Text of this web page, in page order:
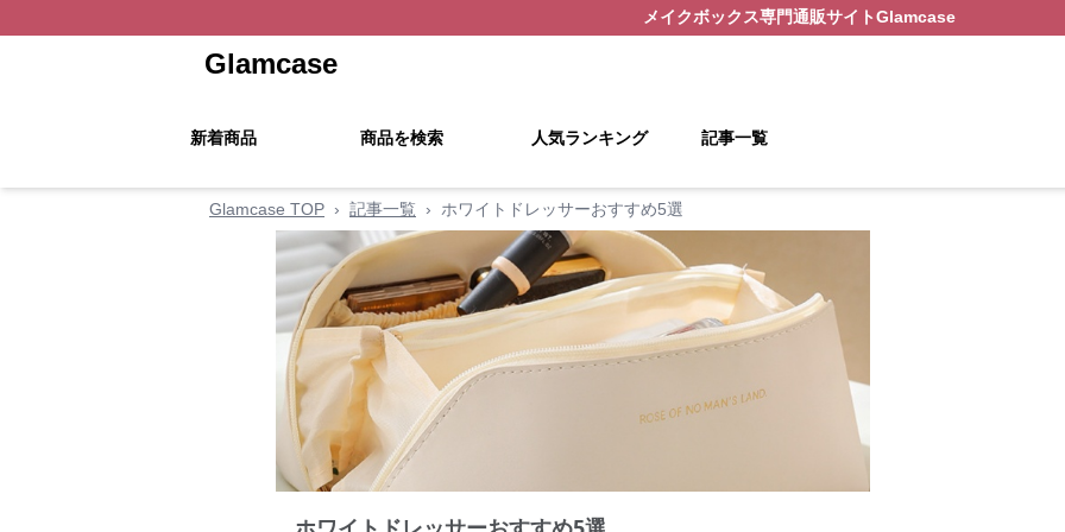
メイクボックス専門通販サイトGlamcase
Glamcase
新着商品 商品を検索 人気ランキング 記事一覧
Glamcase TOP › 記事一覧 › ホワイトドレッサーおすすめ5選